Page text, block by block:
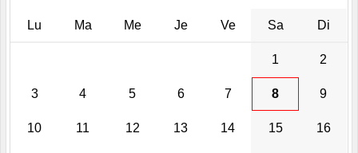
Lu Ma Me Je Ve Sa Di
1 2
3 4 5 6 7 8 9
10 11 12 13 14 15 16